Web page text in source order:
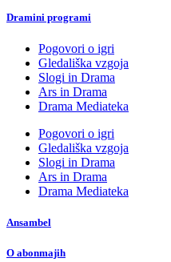
Dramini programi
Pogovori o igri
Gledališka vzgoja
Slogi in Drama
Ars in Drama
Drama Mediateka
Pogovori o igri
Gledališka vzgoja
Slogi in Drama
Ars in Drama
Drama Mediateka
Ansambel
O abonmajih